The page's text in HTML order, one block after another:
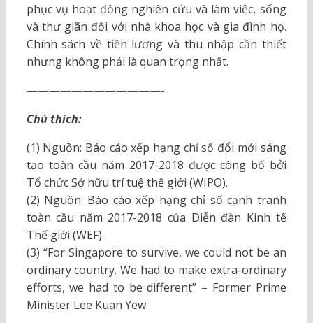
phục vụ hoạt động nghiên cứu và làm việc, sống
và thư giãn đối với nhà khoa học và gia đình họ.
Chính sách về tiền lương và thu nhập cần thiết
nhưng không phải là quan trọng nhất.
————————————-
Chú thích:
(1) Nguồn: Báo cáo xếp hạng chỉ số đổi mới sáng
tạo toàn cầu năm 2017-2018 được công bố bởi
Tổ chức Sở hữu trí tuệ thế giới (WIPO).
(2) Nguồn: Báo cáo xếp hạng chỉ số cạnh tranh
toàn cầu năm 2017-2018 của Diễn đàn Kinh tế
Thế giới (WEF).
(3) “For Singapore to survive, we could not be an
ordinary country. We had to make extra-ordinary
efforts, we had to be different” – Former Prime
Minister Lee Kuan Yew.